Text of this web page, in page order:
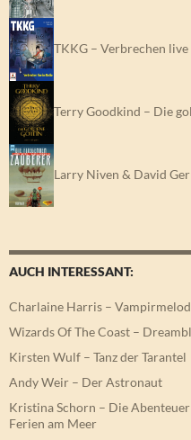
TKKG – Verbrechen
Terry Goodkind – Die
Larry Niven & David
AUCH INTERESSANT:
Charlaine Harris –
Wizards Of The Coast –
Kirsten Wulf – Tanz der Tarantel
Andy Weir – Der Astronaut
Kristina Schorn – Die
Ferien am Meer